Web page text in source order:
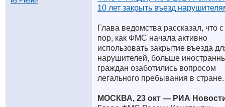
10 лет закрыть въезд
Глава ведомства рассказал, что с
пор, как ФМС начала активно
использовать закрытие въезда
нарушителей, больше
граждан озаботились вопросом
легального пребывания в стране.
МОСКВА, 23 окт — РИА